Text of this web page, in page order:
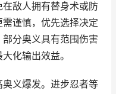
敌人拥有替身术或防
谨慎，优先选择决定
分奥义具有范围伤害
化输出效益。
义爆发。进步忍者等